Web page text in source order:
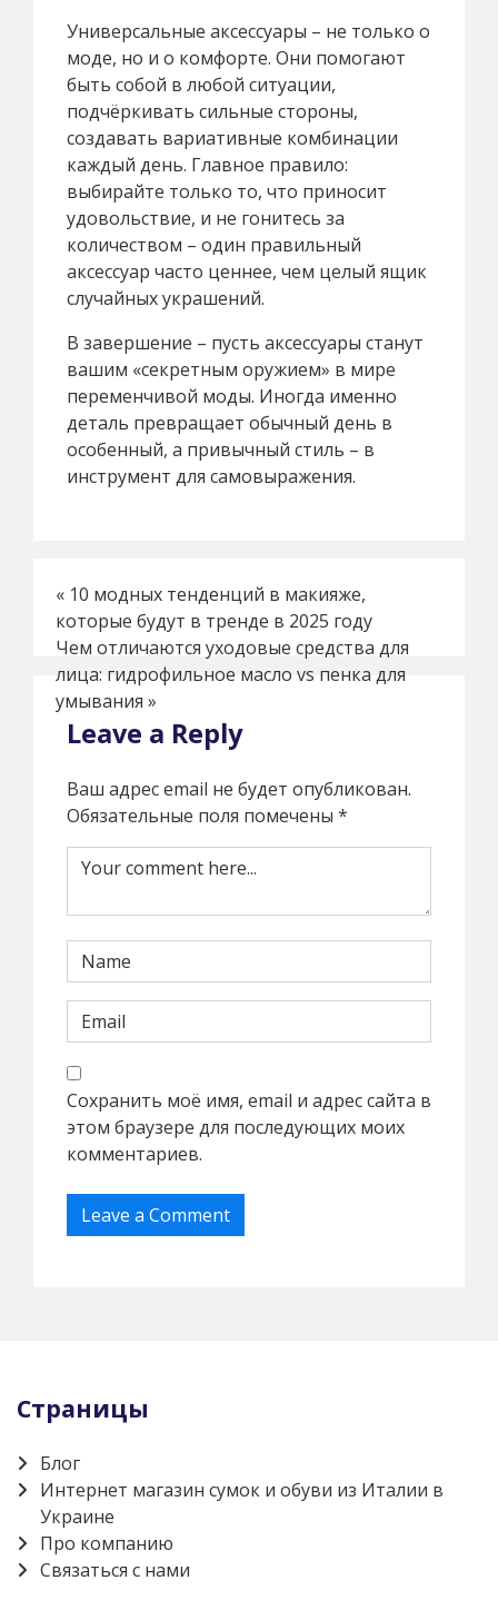
Универсальные аксессуары – не только о
моде, но и о комфорте. Они помогают
быть собой в любой ситуации,
подчёркивать сильные стороны,
создавать вариативные комбинации
каждый день. Главное правило:
выбирайте только то, что приносит
удовольствие, и не гонитесь за
количеством – один правильный
аксессуар часто ценнее, чем целый ящик
случайных украшений.
В завершение – пусть аксессуары станут
вашим «секретным оружием» в мире
переменчивой моды. Иногда именно
деталь превращает обычный день в
особенный, а привычный стиль – в
инструмент для самовыражения.
« 10 модных тенденций в макияже,
которые будут в тренде в 2025 году
Чем отличаются уходовые средства для
лица: гидрофильное масло vs пенка для
умывания »
Leave a Reply
Ваш адрес email не будет опубликован.
Обязательные поля помечены *
Сохранить моё имя, email и адрес сайта в
этом браузере для последующих моих
комментариев.
Страницы
Блог
Интернет магазин сумок и обуви из Италии в
Украине
Про компанию
Связаться с нами